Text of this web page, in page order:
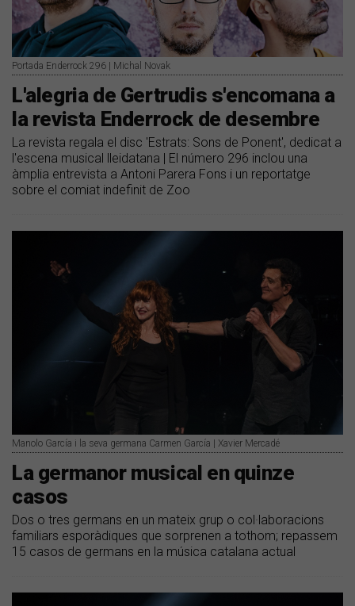
Portada Enderrock 296 | Michal Novak
L'alegria de Gertrudis s'encomana a
la revista Enderrock de desembre
La revista regala el disc 'Estrats: Sons de Ponent', dedicat a
l'escena musical lleidatana | El número 296 inclou una
àmplia entrevista a Antoni Parera Fons i un reportatge
sobre el comiat indefinit de Zoo
Manolo García i la seva germana Carmen García | Xavier Mercadé
La germanor musical en quinze
casos
Dos o tres germans en un mateix grup o col·laboracions
familiars esporàdiques que sorprenen a tothom; repassem
15 casos de germans en la música catalana actual